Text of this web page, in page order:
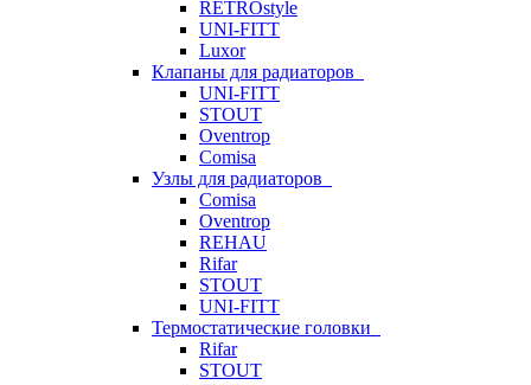
RETROstyle
UNI-FITT
Luxor
Клапаны для радиаторов
UNI-FITT
STOUT
Oventrop
Comisa
Узлы для радиаторов
Comisa
Oventrop
REHAU
Rifar
STOUT
UNI-FITT
Термостатические головки
Rifar
STOUT